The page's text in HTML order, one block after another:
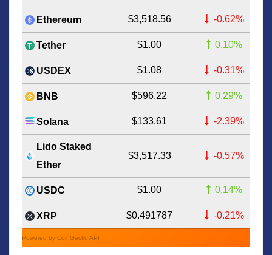
Ethereum $3,518.56 -0.62%
Tether $1.00 0.10%
USDEX $1.08 -0.31%
BNB $596.22 0.29%
Solana $133.61 -2.39%
Lido Staked
Ether
$3,517.33 -0.57%
USDC $1.00 0.14%
XRP $0.491787 -0.21%
Powered by CoinGecko API